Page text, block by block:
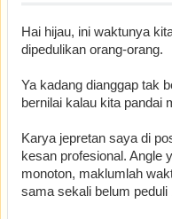
Hai hijau, ini waktunya
dipedulikan orang-orang.
Ya kadang dianggap tak
bernilai kalau kita pandai
Karya jepretan saya di
kesan profesional. Angle
monoton, maklumlah
sama sekali belum peduli